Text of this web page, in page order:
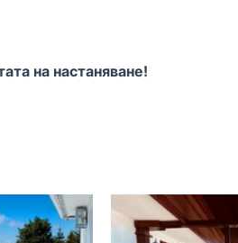
на настаняване!